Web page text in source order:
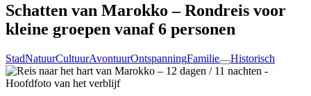
Schatten van Marokko – Rondreis voor
kleine groepen vanaf 6 personen
StadNatuurCultuurAvontuurOntspanningFamilie Historisch